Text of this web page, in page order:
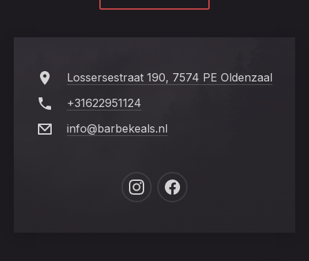
Lossersestraat 190, 7574 PE Oldenzaal
+31622951124
info@barbekeals.nl
New
New